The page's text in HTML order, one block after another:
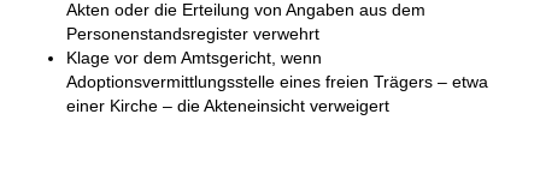
Akten oder die Erteilung von Angaben aus dem
Personenstandsregister verwehrt
Klage vor dem Amtsgericht, wenn
Adoptionsvermittlungsstelle eines freien Trägers – etwa
einer Kirche – die Akteneinsicht verweigert